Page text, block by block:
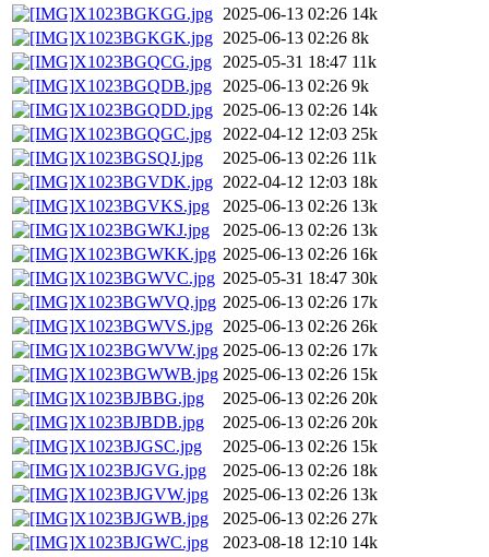
X1023BGKGG.jpg 2025-06-13 02:26 14k
X1023BGKGK.jpg 2025-06-13 02:26 8k
X1023BGQCG.jpg
2025-05-31 18:47 11k
X1023BGQDB.jpg
2025-06-13 02:26 9k
X1023BGQDD.jpg 2025-06-13 02:26 14k
X1023BGQGC.jpg
2022-04-12 12:03 25k
X1023BGSQJ.jpg
2025-06-13 02:26 11k
X1023BGVDK.jpg 2022-04-12 12:03 18k
X1023BGVKS.jpg
2025-06-13 02:26 13k
X1023BGWKJ.jpg
2025-06-13 02:26 13k
X1023BGWKK.jpg 2025-06-13 02:26 16k
X1023BGWVC.jpg 2025-05-31 18:47 30k
X1023BGWVQ.jpg 2025-06-13 02:26 17k
X1023BGWVS.jpg 2025-06-13 02:26 26k
X1023BGWVW.jpg 2025-06-13 02:26 17k
X1023BGWWB.jpg 2025-06-13 02:26 15k
X1023BJBBG.jpg
2025-06-13 02:26 20k
X1023BJBDB.jpg
2025-06-13 02:26 20k
X1023BJGSC.jpg
2025-06-13 02:26 15k
X1023BJGVG.jpg
2025-06-13 02:26 18k
X1023BJGVW.jpg
2025-06-13 02:26 13k
X1023BJGWB.jpg
2025-06-13 02:26 27k
X1023BJGWC.jpg
2023-08-18 12:10 14k